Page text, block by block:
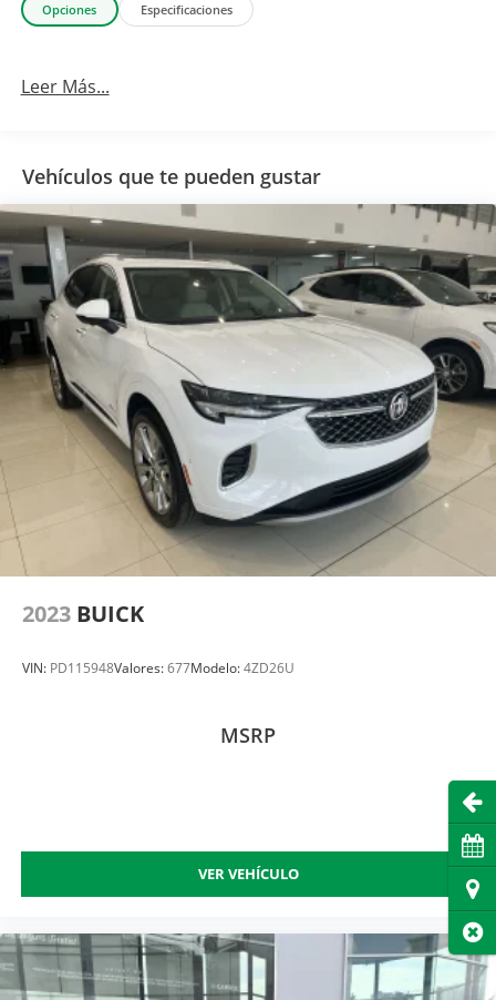
Opciones Especificaciones
Leer Más...
Vehículos que te pueden gustar
2023 BUICK
VIN: PD115948Valores:677Modelo:4ZD26U
MSRP
VER VEHÍCULO